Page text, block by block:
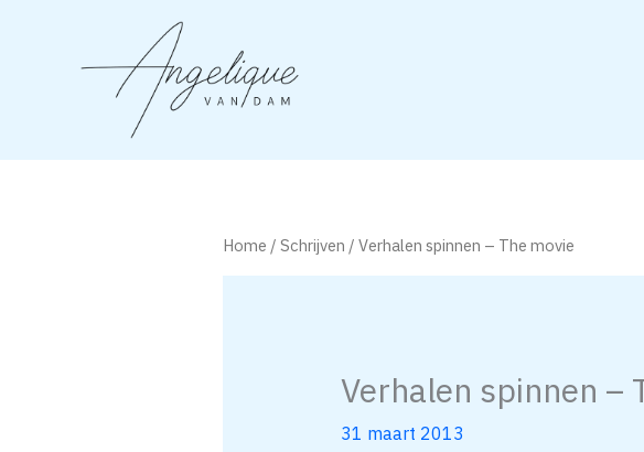
Home / Schrijven / Verhalen spinnen – The movie
Verhalen spinnen –
31 maart 2013